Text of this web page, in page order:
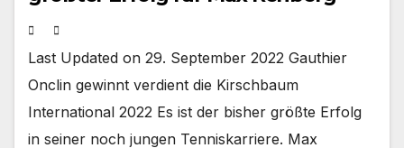
Last Updated on 29. September 2022 Gauthier
Onclin gewinnt verdient die Kirschbaum
International 2022 Es ist der bisher größte Erfolg
in seiner noch jungen Tenniskarriere. Max